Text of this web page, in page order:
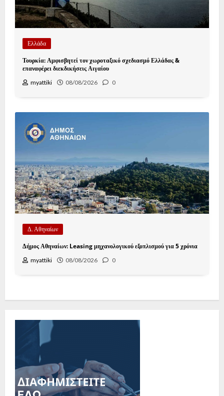
Ελλάδα
Τουρκία: Αμφισβητεί τον χωροταξικό σχεδιασμό Ελλάδας &
επαναφέρει διεκδικήσεις Αιγαίου
myattiki 08/08/2026 0
Δ. Αθηναίων
Δήμος Αθηναίων: Leasing μηχανολογικού εξοπλισμού για 5 χρόνια
myattiki 08/08/2026 0